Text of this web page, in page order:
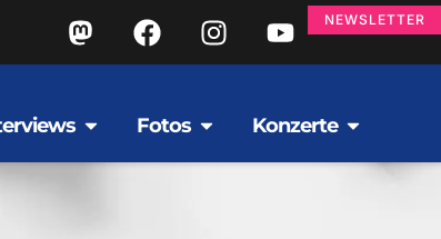
NEWSLETTER
Fotos Konzerte